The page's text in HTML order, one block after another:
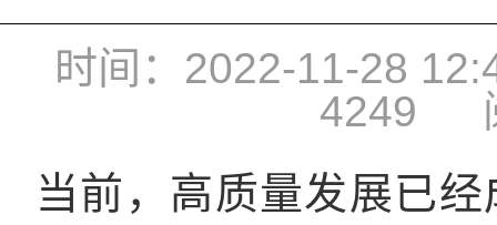
时间：2022-11-28
4249
当前，高质量发展已